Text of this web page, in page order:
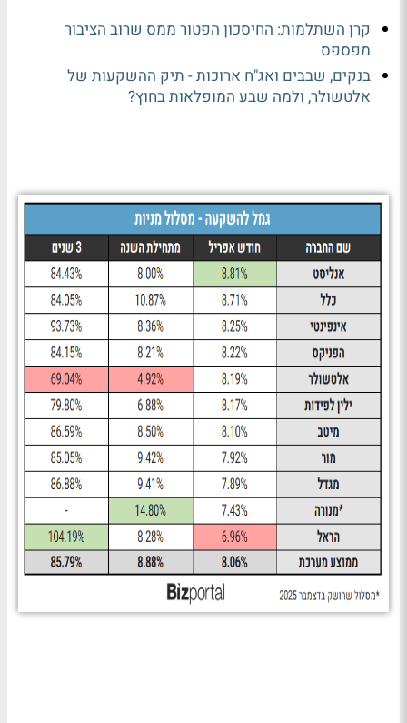
קרן השתלמות: החיסכון הפטור ממס שרוב הציבור
מפספס
בנקים, שבבים ואג"ח ארוכות - תיק ההשקעות של
אלטשולר, ולמה שבע המופלאות בחוץ?